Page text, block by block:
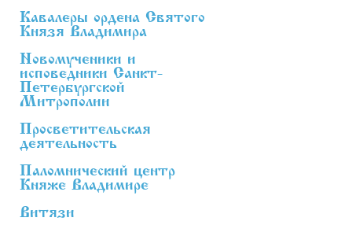
Кавалеры ордена Святого
Князя Владимира
Новомученики и
исповедники Санкт-
Петербургской
Митрополии
Просветительская
деятельность
Паломнический центр
Княже Владимире
Витязи